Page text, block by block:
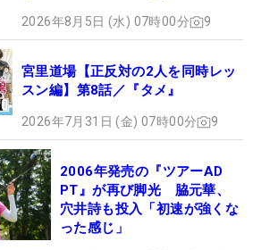
2026年8月5日 (水) 07時00分 9
宮里道場【正反対の2人を同時レッ
スン編】第8話／『タメ』
2026年7月31日 (金) 07時00分 9
2006年発売の『ツアーAD
PT』が再び脚光 脇元華、
穴井詩も投入「初速が強くな
った感じ」